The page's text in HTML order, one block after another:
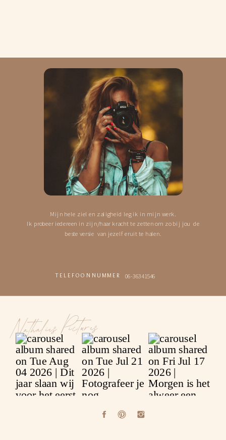
Nathalies Pictures
06-36341546
TELEFOONNUMMER
Mijn hele ziel en zaligheid leg ik in mijn werk.
Ik probeer iedereen in zijn/haar kracht te zetten om zo bij jou de
beste versie van jezelf eruit te halen.